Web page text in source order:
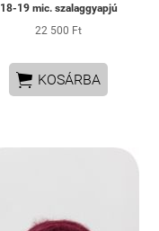
18-19 mic. szalaggyapjú
22 500 Ft
 KOSÁRBA